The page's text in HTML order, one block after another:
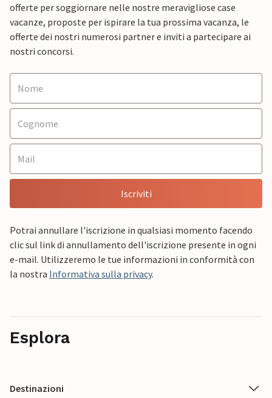
offerte per soggiornare nelle nostre meravigliose case
vacanze, proposte per ispirare la tua prossima vacanza, le
offerte dei nostri numerosi partner e inviti a partecipare ai
nostri concorsi.
Iscriviti
Potrai annullare l'iscrizione in qualsiasi momento facendo
clic sul link di annullamento dell'iscrizione presente in ogni
e-mail. Utilizzeremo le tue informazioni in conformità con
la nostra Informativa sulla privacy.
Esplora
Destinazioni